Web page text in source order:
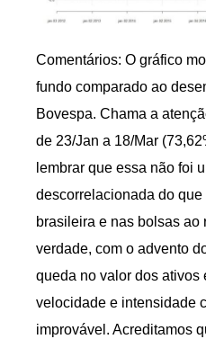
Comentários: O gráfico
fundo comparado ao
Bovespa. Chama a
de 23/Jan a 18/Mar
lembrar que essa não foi
descorrelacionada do
brasileira e nas bolsas ao
verdade, com o advento
queda no valor dos ativos
velocidade e intensidade
improvável. Acreditamos